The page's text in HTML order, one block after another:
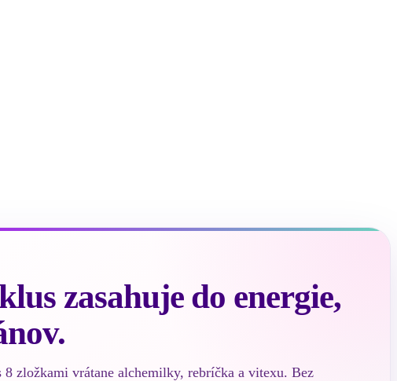
zasahuje do energie,
8 zložkami vrátane alchemilky, rebríčka a vitexu. Bez